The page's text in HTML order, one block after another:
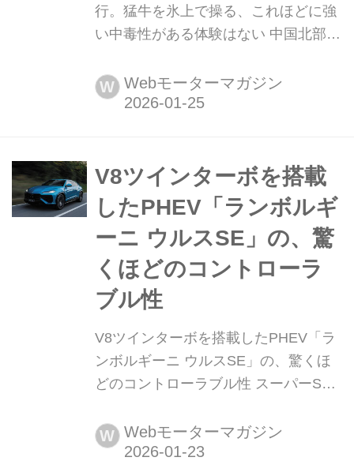
行。猛牛を氷上で操る、これほどに強
い中毒性がある体験はない 中国北部に
「ランボルギーニ・エスペリアンツ
ァ・ネーヴェ」と呼ばれる雪上イベン
ムである。ランボルギーニをドリフト
させまくった大谷達也氏がレポートす
る。(モーターマガジン2025年2...
W Webモーターマガジン
V8ツインターボを搭載
したPHEV「ランボルギ
ーニ ウルスSE」の、驚
くほどのコントローラ
ブル性
V8ツインターボを搭載したPHEV「ラ
ンボルギーニ ウルスSE」の、驚くほ
どのコントローラブル性 スーパーSUV
ウルスがPHEV化され「ウルスSE」と
なった。昨今のトレンドであるエンジ
W Webモーターマガジン